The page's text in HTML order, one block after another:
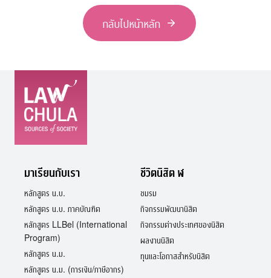
กลับไปหน้าหลัก
มาเรียนกับเรา
หลักสูตร น.บ.
หลักสูตร น.บ. ภาคบัณฑิต
หลักสูตร LLBel (International
Program)
หลักสูตร น.ม.
หลักสูตร น.ม. (การเงิน/ภาษีอากร)
ชีวิตนิสิต ฬ
ชมรม
กิจกรรมพัฒนานิสิต
กิจกรรมต่างประเทศของนิสิต
ผลงานนิสิต
ทุนและโอกาสสำหรับนิสิต